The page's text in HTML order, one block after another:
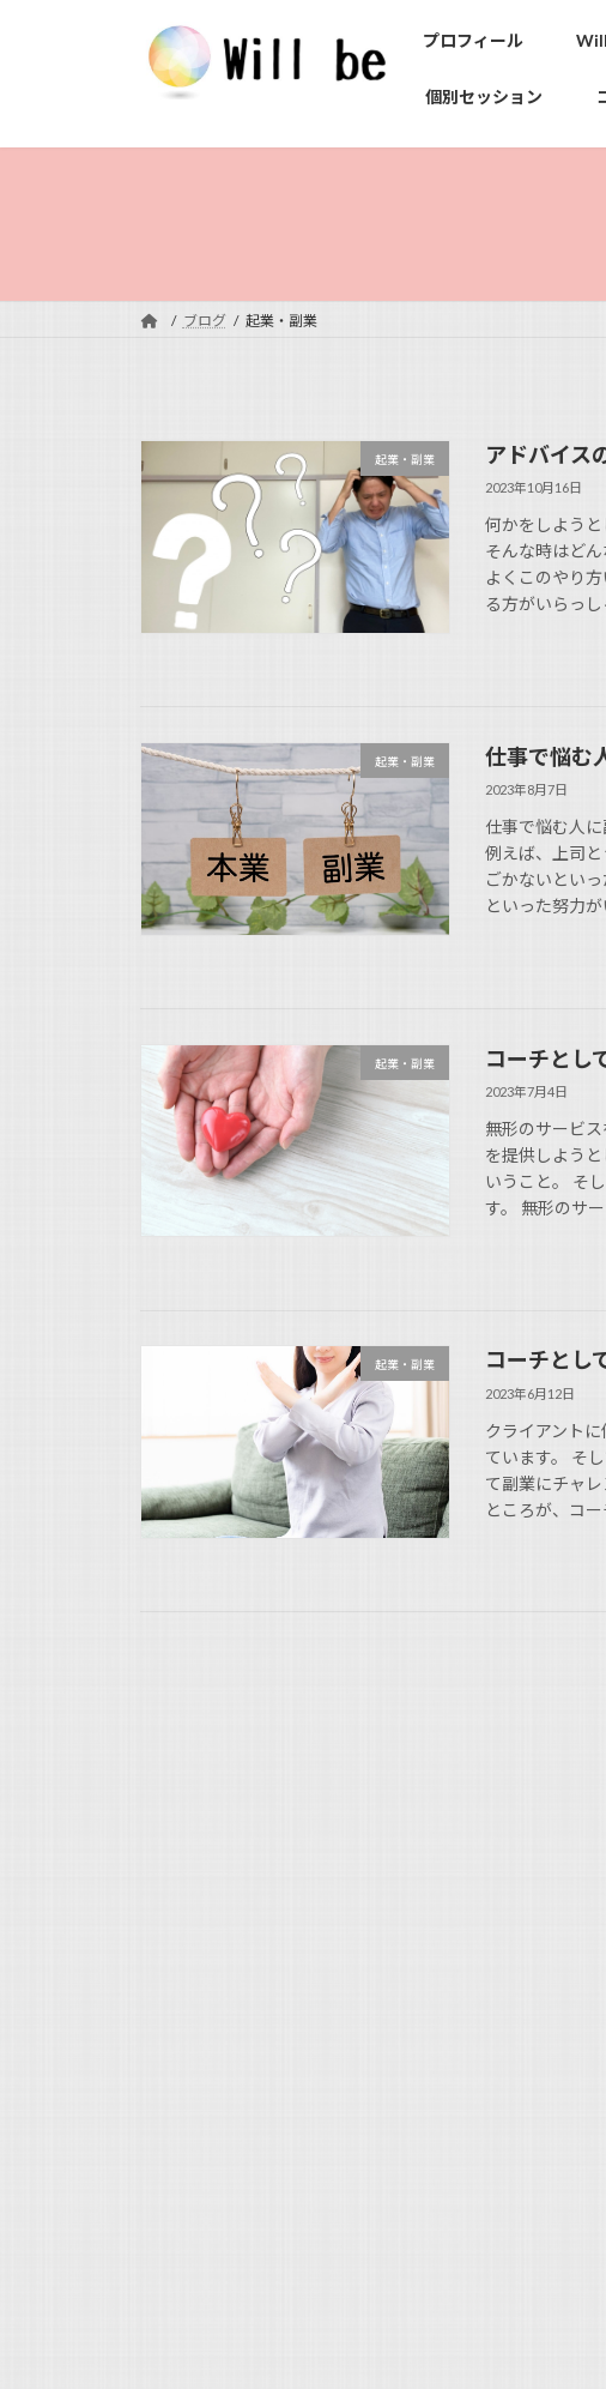
プロフィール
個別セッション
ブログ 起業・副業
起業・副業 アドバイス
2023年10月16日
何かをしようと
そんな時はど
よくこのやり
る方がいらっ
起業・副業 仕事で悩む
2023年8月7日
仕事で悩む人に
例えば、上司
ごかないとい
といった努力
起業・副業 コーチとし
2023年7月4日
無形のサービ
を提供しよう
いうこと。 そ
す。 無形のサ
起業・副業 コーチとし
2023年6月12日
クライアント
ています。 そ
て副業にチャ
ところが、コ